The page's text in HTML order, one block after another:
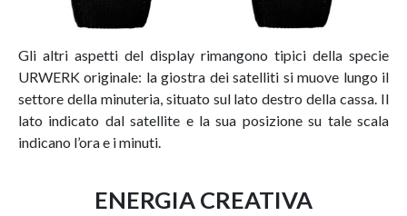
Gli altri aspetti del display rimangono tipici della specie
URWERK originale: la giostra dei satelliti si muove lungo il
settore della minuteria, situato sul lato destro della cassa. Il
lato indicato dal satellite e la sua posizione su tale scala
indicano l’ora e i minuti.
ENERGIA CREATIVA